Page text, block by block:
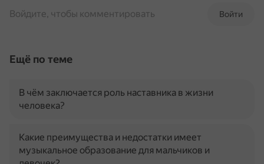
Войти
Войдите, чтобы комментировать
Ещё по теме
В чём заключается роль наставника в жизни
человека?
Какие преимущества и недостатки имеет
музыкальное образование для мальчиков и